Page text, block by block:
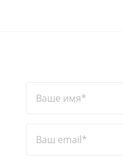
Ваше имя*
Ваш email*